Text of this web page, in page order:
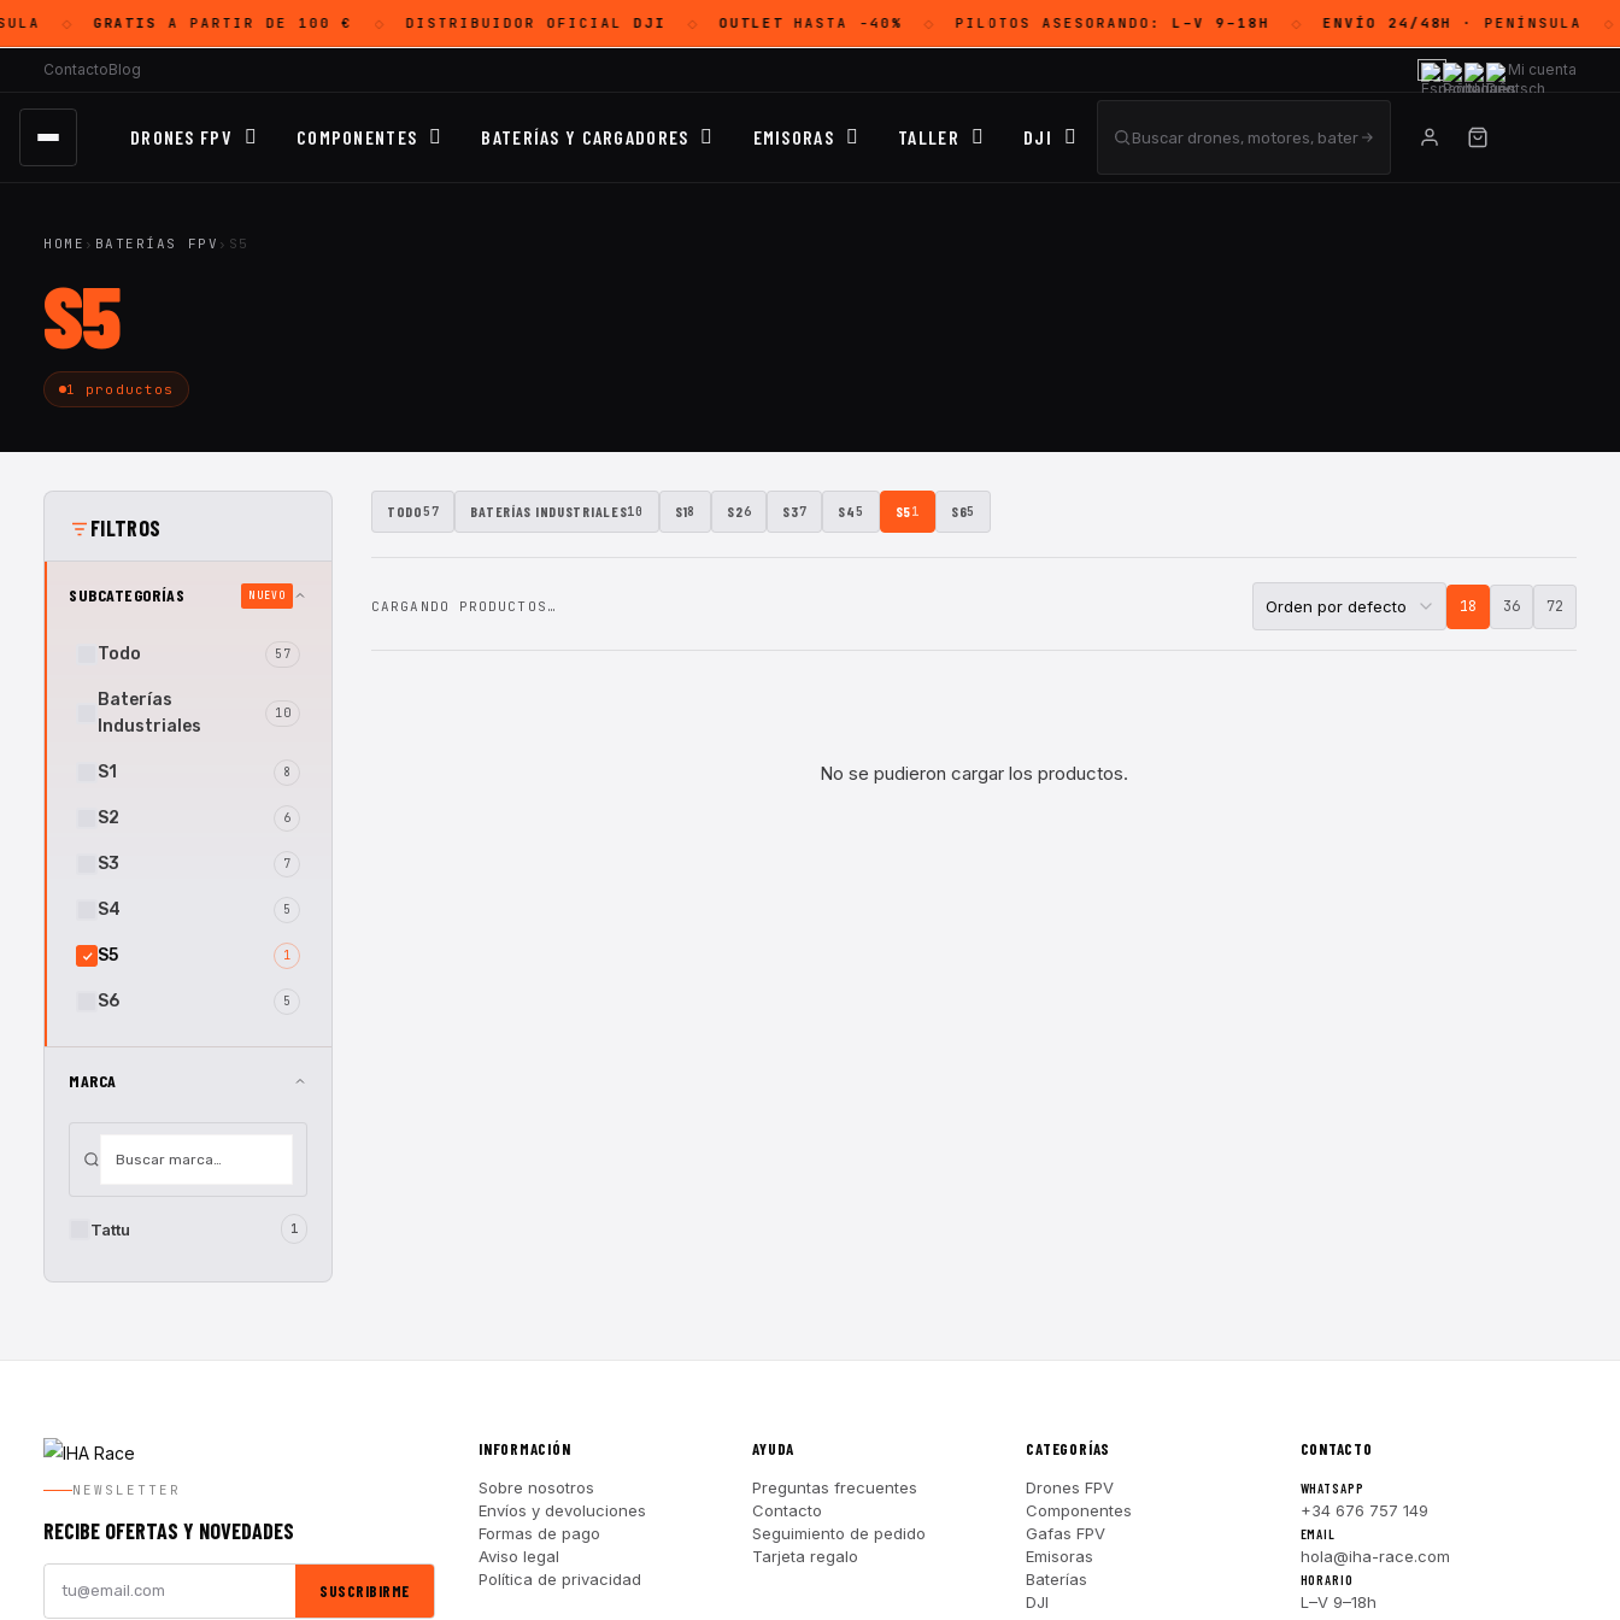
GRATISA PARTIR DE 100 € DISTRIBUIDOR OFICIAL DJI OUTLET HASTA -40% ◇ PILOTOS ASESORANDO: L–V 9–18H ENVÍO 24/48H· PENÍNSULA
ContactoBlog Mi cuenta
DRONES FPV COMPONENTES BATERÍAS Y CARGADORES EMISORAS TALLER DJI
HOME › BATERÍAS FPV › S5
S5
1 productos
FILTROS
SUBCATEGORÍAS NUEVO
Todo 57
Baterías
Industriales
10
S1 8
S2 6
S3 7
S4 5
S5 1
S6 5
MARCA
Tattu 1
TODO57 BATERÍAS INDUSTRIALES10 S18 S26 S37 S45 S51 S65
CARGANDO PRODUCTOS… 18 36 72
No se pudieron cargar los productos.
NEWSLETTER
RECIBE OFERTAS Y NOVEDADES
SUSCRIBIRME
INFORMACIÓN
Sobre nosotros
Envíos y devoluciones
Formas de pago
Aviso legal
Política de privacidad
AYUDA
Preguntas frecuentes
Contacto
Seguimiento de pedido
Tarjeta regalo
CATEGORÍAS
Drones FPV
Componentes
Gafas FPV
Emisoras
Baterías
DJI
CONTACTO
WHATSAPP
+34 676 757 149
EMAIL
hola@iha-race.com
HORARIO
L–V 9–18h